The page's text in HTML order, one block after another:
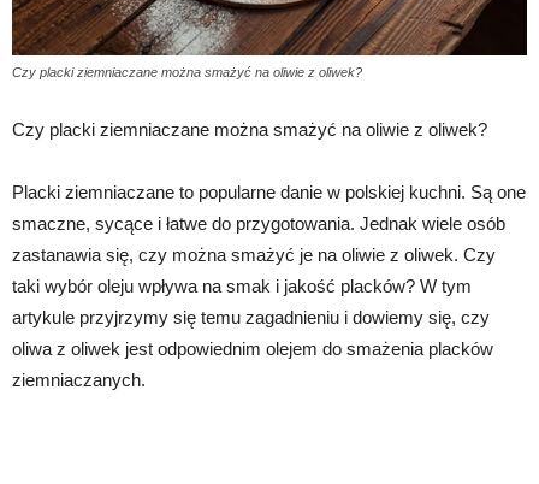
Czy placki ziemniaczane można smażyć na oliwie z oliwek?
Czy placki ziemniaczane można smażyć na oliwie z oliwek?
Placki ziemniaczane to popularne danie w polskiej kuchni. Są one
smaczne, sycące i łatwe do przygotowania. Jednak wiele osób
zastanawia się, czy można smażyć je na oliwie z oliwek. Czy
taki wybór oleju wpływa na smak i jakość placków? W tym
artykule przyjrzymy się temu zagadnieniu i dowiemy się, czy
oliwa z oliwek jest odpowiednim olejem do smażenia placków
ziemniaczanych.